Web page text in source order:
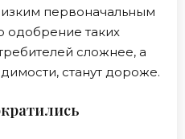
первоначальным
одобрение таких
сложнее, а
станут дороже.